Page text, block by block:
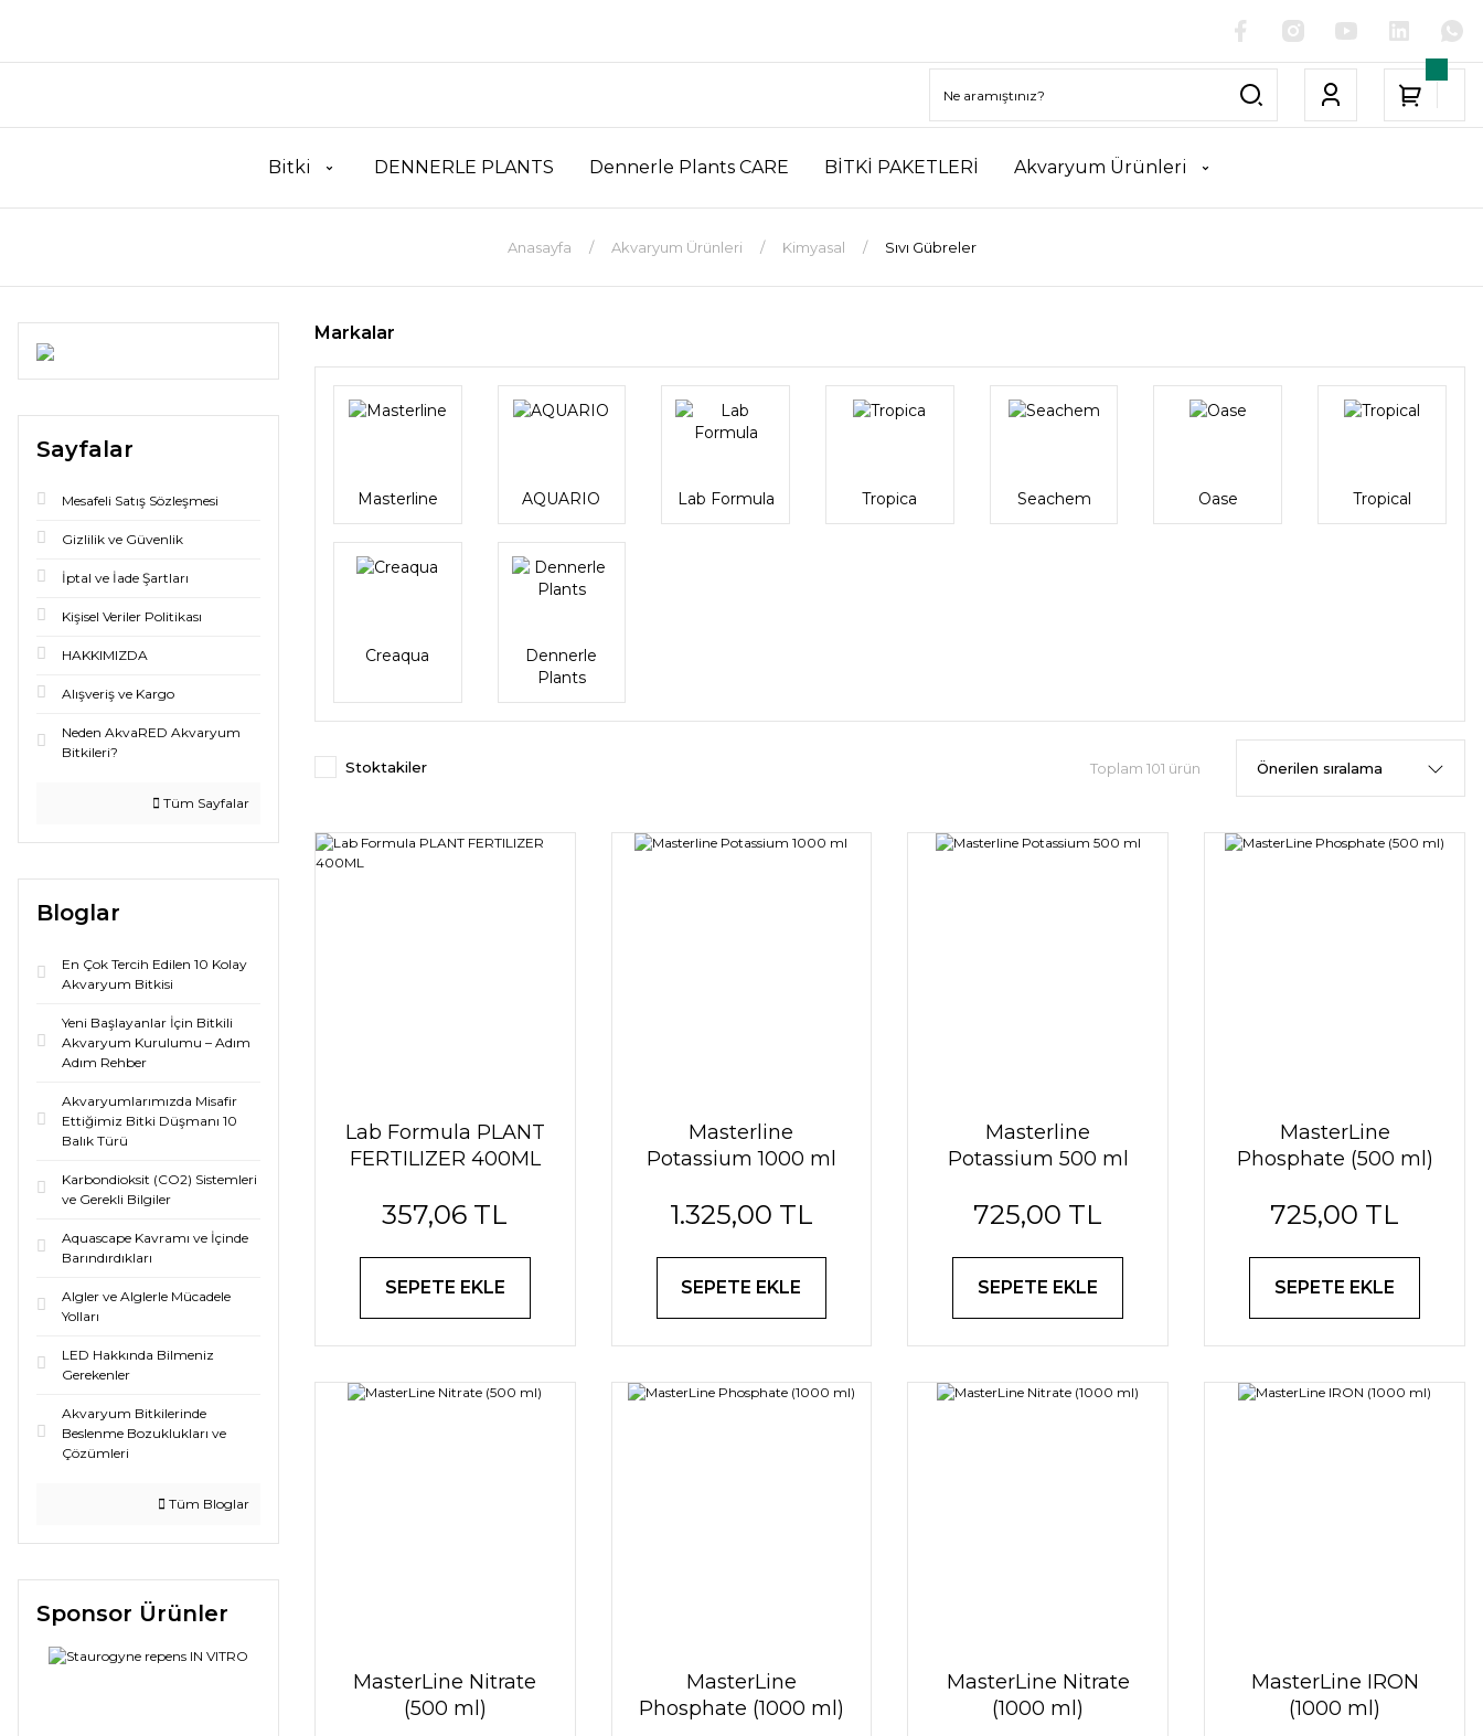
Bitki DENNERLE PLANTS Dennerle Plants CARE BİTKİ PAKETLERİ Akvaryum Ürünleri
Anasayfa Akvaryum Ürünleri Kimyasal Sıvı Gübreler
Sayfalar
Mesafeli Satış Sözleşmesi
Gizlilik ve Güvenlik
İptal ve İade Şartları
Kişisel Veriler Politikası
HAKKIMIZDA
Alışveriş ve Kargo
Neden AkvaRED Akvaryum
Bitkileri?
Tüm Sayfalar
Bloglar
En Çok Tercih Edilen 10 Kolay
Akvaryum Bitkisi
Yeni Başlayanlar İçin Bitkili
Akvaryum Kurulumu – Adım
Adım Rehber
Akvaryumlarımızda Misafir
Ettiğimiz Bitki Düşmanı 10
Balık Türü
Karbondioksit (CO2) Sistemleri
ve Gerekli Bilgiler
Aquascape Kavramı ve İçinde
Barındırdıkları
Algler ve Alglerle Mücadele
Yolları
LED Hakkında Bilmeniz
Gerekenler
Akvaryum Bitkilerinde
Beslenme Bozuklukları ve
Çözümleri
Tüm Bloglar
Sponsor Ürünler
Markalar
Masterline AQUARIO Lab Formula Tropica Seachem Oase Tropical
Creaqua
Dennerle
Plants
Stoktakiler Toplam 101 ürün
Lab Formula PLANT
FERTILIZER 400ML
357,06 TL
SEPETE EKLE
Masterline
Potassium 1000 ml
1.325,00 TL
SEPETE EKLE
Masterline
Potassium 500 ml
725,00 TL
SEPETE EKLE
MasterLine
Phosphate (500 ml)
725,00 TL
SEPETE EKLE
MasterLine Nitrate
(500 ml)
MasterLine
Phosphate (1000 ml)
MasterLine Nitrate
(1000 ml)
MasterLine IRON
(1000 ml)